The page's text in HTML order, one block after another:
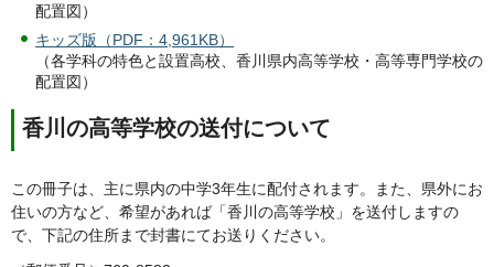
配置図）
キッズ版（PDF：4,961KB）
（各学科の特色と設置高校、香川県内高等学校・高等専門学校の
配置図）
香川の高等学校の送付について
この冊子は、主に県内の中学3年生に配付されます。また、県外にお
住いの方など、希望があれば「香川の高等学校」を送付しますの
で、下記の住所まで封書にてお送りください。